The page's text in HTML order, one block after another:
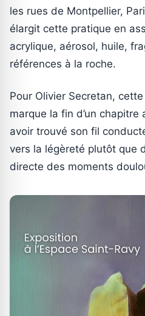
les rues de Montpellier,
élargit cette pratique en
acrylique, aérosol, huile,
références à la roche.
Pour Olivier Secretan,
marque la fin d’un
avoir trouvé son fil
vers la légèreté plutôt que
directe des moments